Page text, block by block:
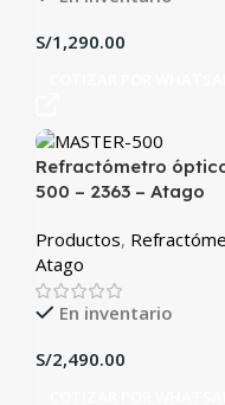
S/
Refractómetro
500 – 2363 – Atago
Productos,
Atago
En inventario
S/